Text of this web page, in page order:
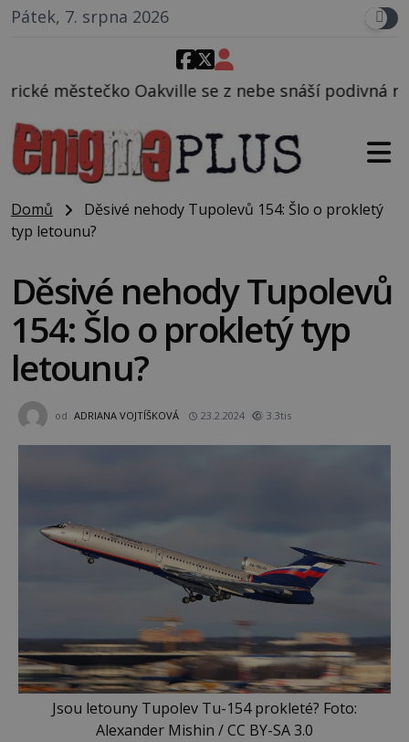
Pátek, 7. srpna 2026
se z nebe snáší podivná rosolovitá látka
Domů
Děsivé nehody Tupolevů 154: Šlo o prokletý
typ letounu?
Děsivé nehody Tupolevů
154: Šlo o prokletý typ
letounu?
od ADRIANA VOJTÍŠKOVÁ 23.2.2024 3.3tis
Jsou letouny Tupolev Tu-154 prokleté? Foto:
Alexander Mishin / CC BY-SA 3.0